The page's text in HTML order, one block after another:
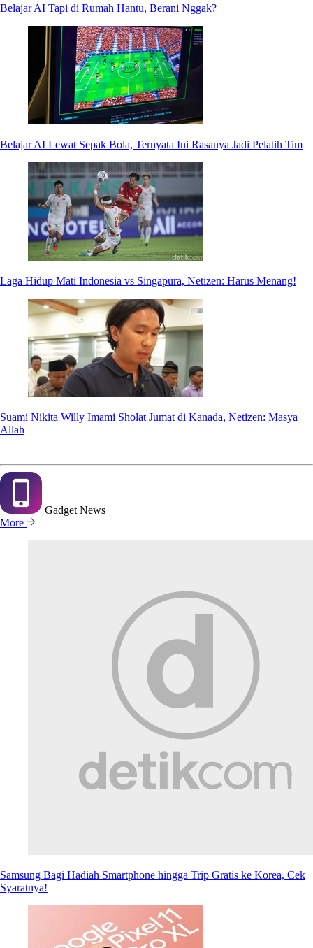
Belajar AI Tapi di Rumah Hantu, Berani Nggak?
Belajar AI Lewat Sepak Bola, Ternyata Ini Rasanya Jadi Pelatih Tim
Laga Hidup Mati Indonesia vs Singapura, Netizen: Harus Menang!
Suami Nikita Willy Imami Sholat Jumat di Kanada, Netizen: Masya
Allah
Gadget News
More
Samsung Bagi Hadiah Smartphone hingga Trip Gratis ke Korea, Cek
Syaratnya!